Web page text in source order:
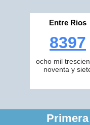
Entre Rios
8397
ocho mil
noventa y